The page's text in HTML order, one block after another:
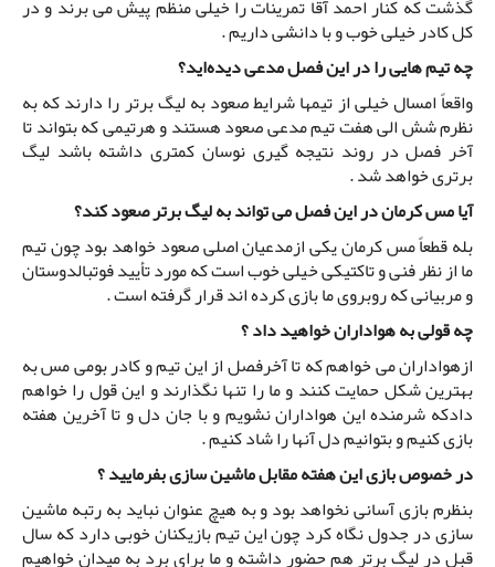
گذشت که کنار احمد آقا تمرینات را خیلی منظم پیش می برند و در
کل کادر خیلی خوب و با دانشی داریم .
چه تیم هایی را در این فصل مدعی دیده‌اید؟
واقعاً امسال خیلی از تیمها شرایط صعود به لیگ برتر را دارند که به
نظرم شش الی هفت تیم مدعی صعود هستند و هرتیمی که بتواند تا
آخر فصل در روند نتیجه گیری نوسان کمتری داشته باشد لیگ
برتری خواهد شد .
آیا مس کرمان در این فصل می تواند به لیگ برتر صعود کند؟
بله قطعاً مس کرمان یکی ازمدعیان اصلی صعود خواهد بود چون تیم
ما از نظر فنی و تاکتیکی خیلی خوب است که مورد تأیید فوتبالدوستان
و مربیانی که روبروی ما بازی کرده اند قرار گرفته است .
چه قولی به هواداران خواهید داد ؟
ازهواداران می خواهم که تا آخرفصل از این تیم و کادر بومی مس به
بهترین شکل حمایت کنند و ما را تنها نگذارند و این قول را خواهم
دادکه شرمنده این هواداران نشویم و با جان دل و تا آخرین هفته
بازی کنیم و بتوانیم دل آنها را شاد کنیم .
در خصوص بازی این هفته مقابل ماشین سازی بفرمایید ؟
بنظرم بازی آسانی نخواهد بود و به هیچ عنوان نباید به رتبه ماشین
سازی در جدول نگاه کرد چون این تیم بازیکنان خوبی دارد که سال
قبل در لیگ برتر هم حضور داشته و ما برای برد به میدان خواهیم